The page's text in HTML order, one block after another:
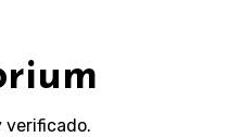
verificado.